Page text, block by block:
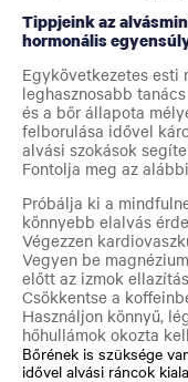
Tippjeink az
hormonális
Egykövetkezetes
leghasznosabb
és a bőr állapota
felborulása idővel
alvási szokások
Fontolja meg az
Próbálja ki a
könnyebb elalvás
Végezzen
Vegyen be
előtt az izmok
Csökkentse a
Használjon könnyű,
hőhullámok okozta
Bőrének is szüksége
idővel alvási ráncok